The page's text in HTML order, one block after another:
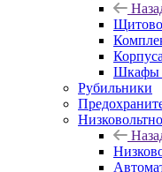
Шкафы
Рубильники